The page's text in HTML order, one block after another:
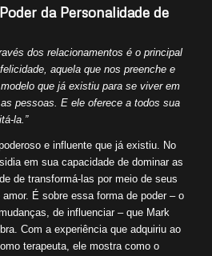
da Personalidade de
dos relacionamentos é o principal
aquela que nos preenche e
que já existiu para se viver em
pessoas. E ele oferece a todos sua
la.”
e influente que já existiu. No
em sua capacidade de dominar as
de transformá-las por meio de seus
É sobre essa forma de poder – o
de influenciar – que Mark
Com a experiência que adquiriu ao
terapeuta, ele mostra como o